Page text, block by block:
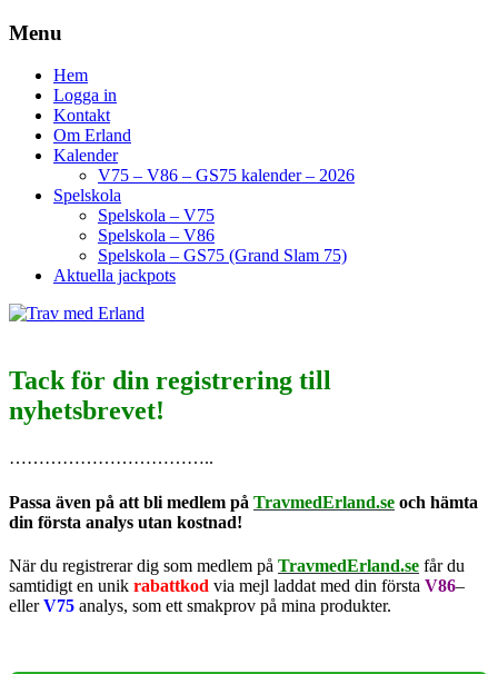
Menu
Hem
Logga in
Kontakt
Om Erland
Kalender
V75 – V86 – GS75 kalender – 2026
Spelskola
Spelskola – V75
Spelskola – V86
Spelskola – GS75 (Grand Slam 75)
Aktuella jackpots
Tack för din registrering till
nyhetsbrevet!
……………………………..
Passa även på att bli medlem på TravmedErland.se och hämta
din första analys utan kostnad!
När du registrerar dig som medlem på TravmedErland.se får du
samtidigt en unik rabattkod via mejl laddat med din första V86–
ellerV75 analys, som ett smakprov på mina produkter.